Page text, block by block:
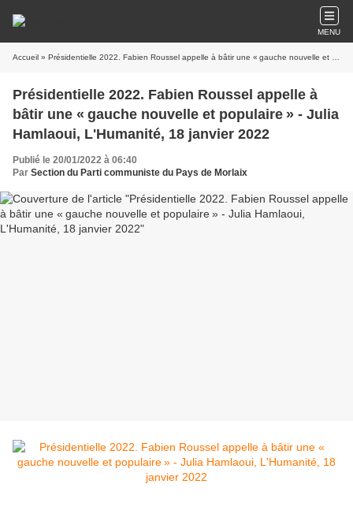
MENU
Accueil » Présidentielle 2022. Fabien Roussel appelle à bâtir une « gauche nouvelle et populaire » - Julia Hamlaoui, L'Humanité, 18 janvier 2022
Présidentielle 2022. Fabien Roussel appelle à
bâtir une « gauche nouvelle et populaire » - Julia
Hamlaoui, L'Humanité, 18 janvier 2022
Publié le 20/01/2022 à 06:40
Par Section du Parti communiste du Pays de Morlaix